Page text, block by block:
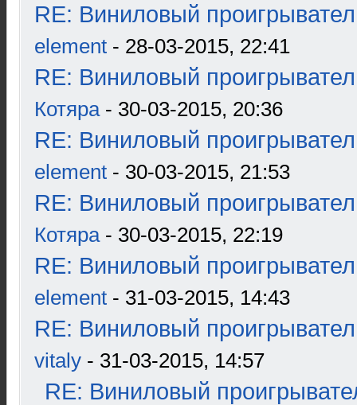
RE: Виниловый
element - 28-03-2015, 22:41
RE: Виниловый
Котяра- 30-03-2015, 20:36
RE: Виниловый
element - 30-03-2015, 21:53
RE: Виниловый
Котяра- 30-03-2015, 22:19
RE: Виниловый
element - 31-03-2015, 14:43
RE: Виниловый
vitaly - 31-03-2015, 14:57
RE: Виниловый